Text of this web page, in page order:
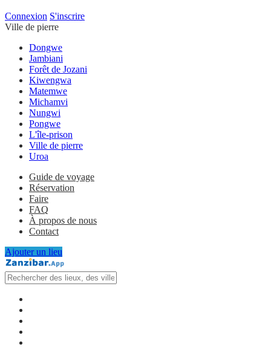
Connexion S'inscrire
Ville de pierre
Dongwe
Jambiani
Forêt de Jozani
Kiwengwa
Matemwe
Michamvi
Nungwi
Pongwe
L'île-prison
Ville de pierre
Uroa
Guide de voyage
Réservation
Faire
FAQ
À propos de nous
Contact
Ajouter un lieu